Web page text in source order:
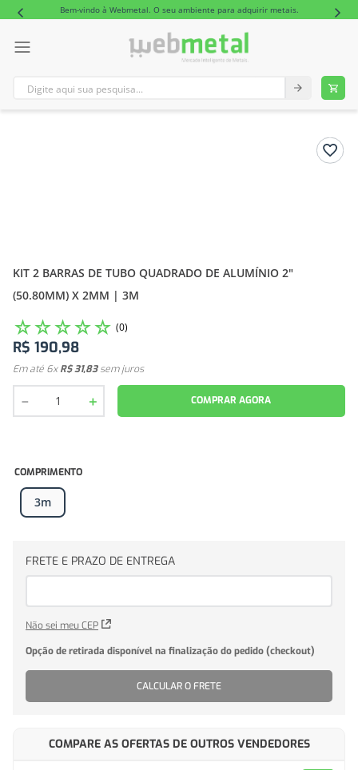
Bem-vindo à Webmetal. O seu ambiente para adquirir metais.
Digite aqui sua pesquisa...
KIT 2 BARRAS DE TUBO QUADRADO DE ALUMÍNIO 2"
(50.80MM) X 2MM | 3M
☆☆☆☆☆ (0)
R$ 190,98
Em até 6xR$31,83sem juros
＋
－ COMPRAR AGORA
COMPRIMENTO
3m
Não sei meu CEP
CALCULAR O FRETE
COMPARE AS OFERTAS DE OUTROS VENDEDORES